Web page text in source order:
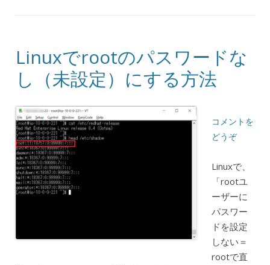
Linuxでrootのパスワードな
し（未設定）にする方法
コメントを
どうぞ
Linuxで、
「rootユ
ーザーに
パスワー
ドを設定
しない＝
rootで直